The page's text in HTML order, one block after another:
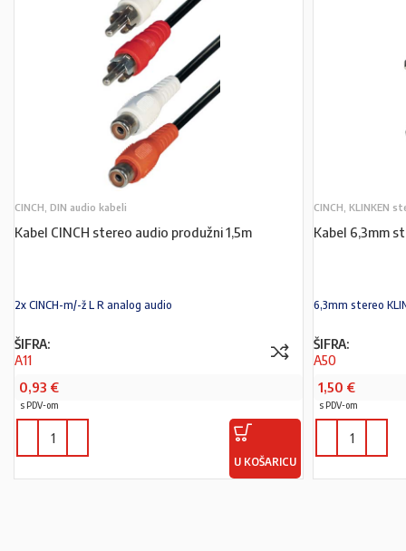
CINCH, DIN audio kabeli
Kabel CINCH stereo audio produžni 1,5m
2x CINCH-m/-ž L R analog audio
ŠIFRA:
A11
0,93 €
s PDV-om
U KOŠARICU
CINCH, KLINKEN
Kabel 6,3mm
6,3mm stereo
ŠIFRA:
A50
1,50 €
s PDV-om